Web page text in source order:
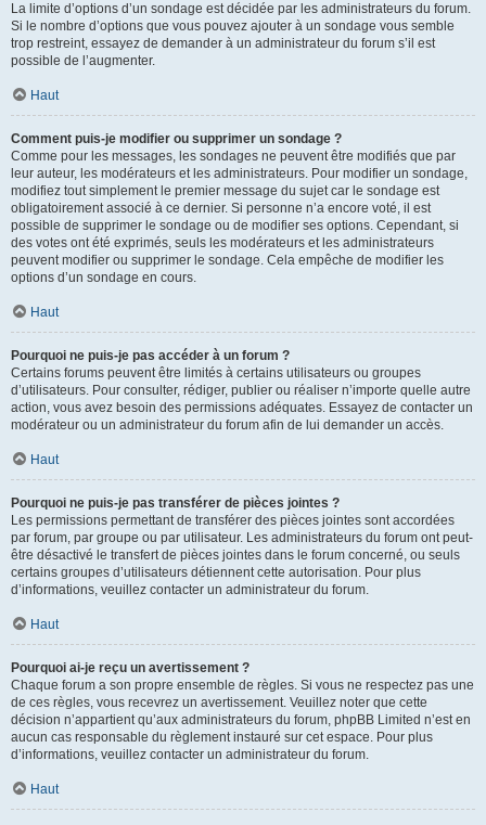
La limite d’options d’un sondage est décidée par les administrateurs du forum.
Si le nombre d’options que vous pouvez ajouter à un sondage vous semble
trop restreint, essayez de demander à un administrateur du forum s’il est
possible de l’augmenter.
Haut
Comment puis-je modifier ou supprimer un sondage ?
Comme pour les messages, les sondages ne peuvent être modifiés que par
leur auteur, les modérateurs et les administrateurs. Pour modifier un sondage,
modifiez tout simplement le premier message du sujet car le sondage est
obligatoirement associé à ce dernier. Si personne n’a encore voté, il est
possible de supprimer le sondage ou de modifier ses options. Cependant, si
des votes ont été exprimés, seuls les modérateurs et les administrateurs
peuvent modifier ou supprimer le sondage. Cela empêche de modifier les
options d’un sondage en cours.
Haut
Pourquoi ne puis-je pas accéder à un forum ?
Certains forums peuvent être limités à certains utilisateurs ou groupes
d’utilisateurs. Pour consulter, rédiger, publier ou réaliser n’importe quelle autre
action, vous avez besoin des permissions adéquates. Essayez de contacter un
modérateur ou un administrateur du forum afin de lui demander un accès.
Haut
Pourquoi ne puis-je pas transférer de pièces jointes ?
Les permissions permettant de transférer des pièces jointes sont accordées
par forum, par groupe ou par utilisateur. Les administrateurs du forum ont peut-
être désactivé le transfert de pièces jointes dans le forum concerné, ou seuls
certains groupes d’utilisateurs détiennent cette autorisation. Pour plus
d’informations, veuillez contacter un administrateur du forum.
Haut
Pourquoi ai-je reçu un avertissement ?
Chaque forum a son propre ensemble de règles. Si vous ne respectez pas une
de ces règles, vous recevrez un avertissement. Veuillez noter que cette
décision n’appartient qu’aux administrateurs du forum, phpBB Limited n’est en
aucun cas responsable du règlement instauré sur cet espace. Pour plus
d’informations, veuillez contacter un administrateur du forum.
Haut